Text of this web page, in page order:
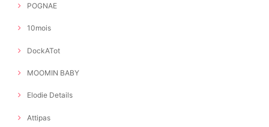
POGNAE
10mois
DockATot
MOOMIN BABY
Elodie Details
Attipas